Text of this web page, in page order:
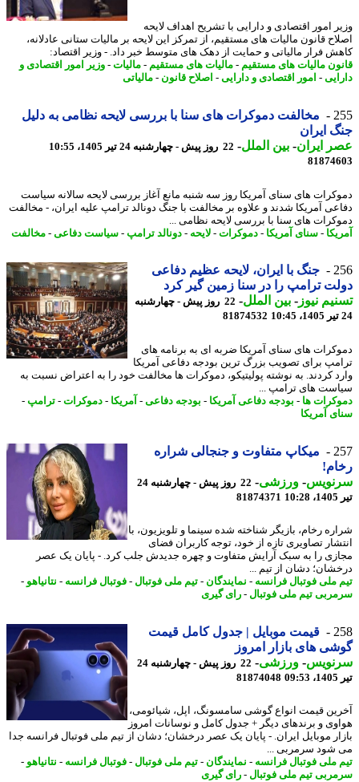
امور اقتصادی و دارایی با تشریح اهداف لایحه
قانون مالیات های مستقیم، از تمرکز این لایحه بر مالیات ستانی عادلانه،
فرار مالیاتی و حمایت از دهک های متوسط خبر داد. - وزیر اقتصاد:
مالیات های مستقیم-مالیات های مستقیم-مالیات-وزیر امور اقتصادی و
- امور اقتصادی و دارایی- اصلاح قانون-مالیاتی
مخالفت دموکرات های سنا با بررسی لایحه نظامی به دلیل
ایران
ایران- بین الملل-22 روز پیش - چهارشنبه 24 تیر 1405، 10:55
های سنای آمریکا روز سه شنبه مانع آغاز بررسی لایحه سالانه سیاست
آمریکا شدند و علاوه بر مخالفت با جنگ دونالد ترامپ علیه ایران، - مخالفت
های سنا با بررسی لایحه نظامی ...
- سنای آمریکا- دموکرات- لایحه-دونالد ترامپ -سیاست دفاعی-مخالفت
جنگ با ایران، لایحه عظیم دفاعی
ترامپ را در سنا زمین گیر کرد
نیوز-بین الملل-
22 روز پیش - چهارشنبه
81874532
های سنای آمریکا ضربه ای به برنامه های
برای تصویب بزرگ ترین بودجه دفاعی آمریکا
کردند. به نوشته پولیتیکو، دموکرات ها مخالفت خود را به اعتراض نسبت به
های ترامپ ...
ها- بودجه دفاعی آمریکا- بودجه دفاعی-آمریکا- دموکرات- ترامپ -
آمریکا
میکاپ متفاوت و جنجالی شراره
-ورزشی-
22 روز پیش - چهارشنبه 24
81874371
رخام، بازیگر شناخته شده سینما و تلویزیون، با
تصاویری تازه از خود، توجه کاربران فضای
را به سبک آرایش متفاوت و چهره جدیدش جلب کرد. - پایان یک عصر
دشان از تیم ...
ملی فوتبال فرانسه
-نمایندگان-تیم ملی فوتبال-فوتبال فرانسه -نتانیاهو-
تیم ملی فوتبال-رای گیری
قیمت موبایل | جدول کامل قیمت
های بازار امروز
-ورزشی-
22 روز پیش - چهارشنبه 24
81874048
قیمت انواع گوشی سامسونگ، اپل، شیائومی،
و برندهای دیگر + جدول کامل و نوسانات امروز
موبایل ایران. - پایان یک عصر درخشان؛ دشان از تیم ملی فوتبال فرانسه جدا
شود سرمربی ...
ملی فوتبال فرانسه
-نمایندگان-تیم ملی فوتبال-فوتبال فرانسه -نتانیاهو-
تیم ملی فوتبال-رای گیری